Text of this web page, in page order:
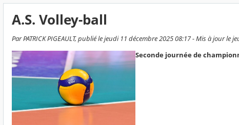
A.S. Volley-ball
Par PATRICK PIGEAULT, publié le jeudi 11 décembre 2025 08:17 - Mis à jour le
Seconde journée de